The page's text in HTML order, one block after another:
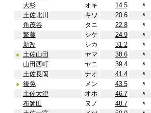
大杉
オキ 14.5 〃
土佐北川
キワ 20.6
〃
角茂谷
タニ 22.8
〃
繁藤
シケ 24.9
〃
新改
シカ 31.2
〃
● 土佐山田 ヤマ 38.6 〃
山田西町
ヤニ 39.4
〃
土佐長岡
ナオ 41.4
〃
● 後免 メン 43.5 〃
土佐大津
オホ 46.7
〃
布師田
ヌノ 48.7
〃